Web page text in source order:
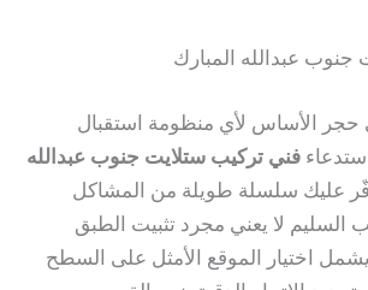
عبدالله المبارك
حجر الأساس لأي منظومة استقبال
فني تركيب ستلايت جنوب عبدالله
عليك سلسلة طويلة من المشاكل
السليم لا يعني مجرد تثبيت الطبق
اختيار الموقع الأمثل على السطح